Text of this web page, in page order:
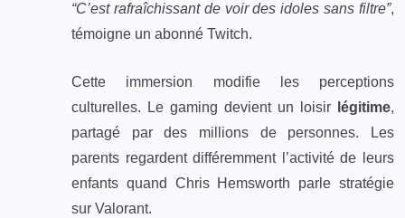
“C’est rafraîchissant de voir des idoles sans filtre”,
témoigne un abonné Twitch.
Cette immersion modifie les perceptions
culturelles. Le gaming devient un loisir
légitime,
partagé par des millions de personnes. Les
parents regardent différemment l’activité de leurs
enfants quand Chris Hemsworth parle stratégie
sur Valorant.